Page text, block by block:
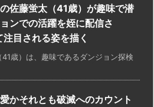
佐藤蛍太（41歳）が趣味で潜
ンでの活躍を姪に配信さ
目される姿を描く
歳）は、趣味であるダンジョン探検
かそれとも破滅へのカウント